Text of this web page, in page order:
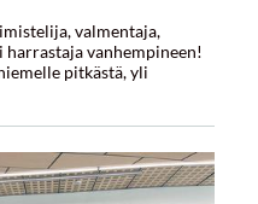
valmentaja,
harrastaja vanhempineen!
pitkästä, yli